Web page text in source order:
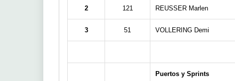
2 121 REUSSER Marlen
3 51 VOLLERING Demi
Puertos y Sprints